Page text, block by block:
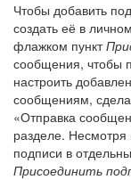
Чтобы добавить
создать её в
флажком пункт
сообщения, чтобы
настроить
сообщениям,
«Отправка
разделе.
подписи в
Присоединить